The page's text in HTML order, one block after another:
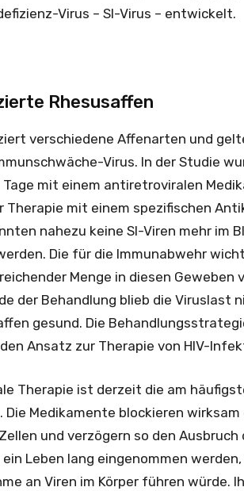
Virus – SI-Virus – entwickelt.
Rhesusaffen
verschiedene Affenarten und
Virus. In der Studie
Tage mit einem antiretroviralen
Therapie mit einem spezifischen
nahezu keine SI-Viren mehr im
Die für die Immunabwehr
Menge in diesen Geweben
der Behandlung blieb die Viruslast
gesund. Die
Ansatz zur Therapie von HIV-
Therapie ist derzeit die am
Medikamente blockieren wirksam
und verzögern so den
Leben lang eingenommen
an Viren im Körper führen würde.